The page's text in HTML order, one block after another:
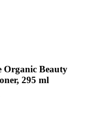
Organic Beauty
295 ml